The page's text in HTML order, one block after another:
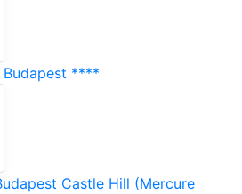
****
Castle Hill (Mercure